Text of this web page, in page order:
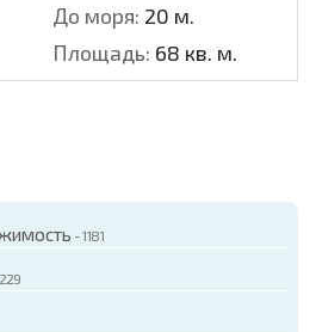
До моря: 20 м.
Площадь: 68 кв. м.
- 1181